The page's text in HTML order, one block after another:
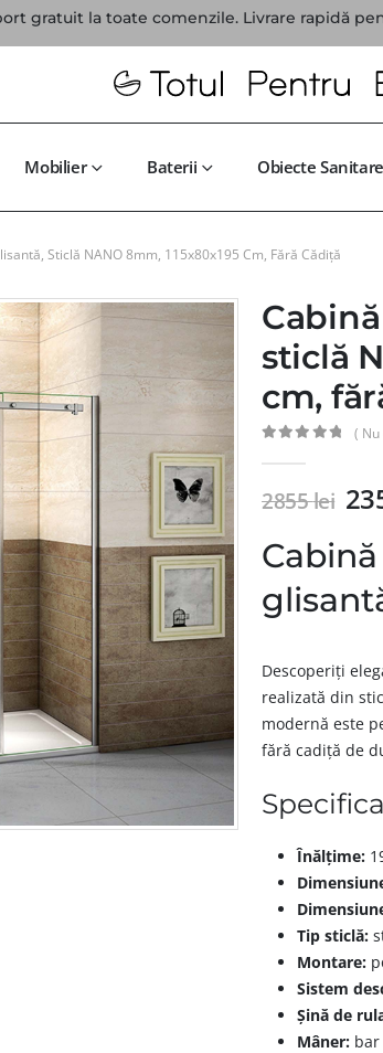
gratuit la toate comenzile. Livrare rapidă
Mobilier Baterii Obiecte Sanitare
Sticlă NANO 8mm, 115x80x195 Cm, Fără Cădiță
sticlă
cm,
(
2855lei
Descoperiți
realizată din
modernă este
fără cadiță de
Înălțime:
Tip sticlă:
Montare:
Sistem
Șină de
Mâner: